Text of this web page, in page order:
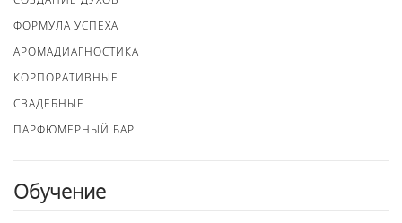
ФОРМУЛА УСПЕХА
АРОМАДИАГНОСТИКА
КОРПОРАТИВНЫЕ
СВАДЕБНЫЕ
ПАРФЮМЕРНЫЙ БАР
Обучение